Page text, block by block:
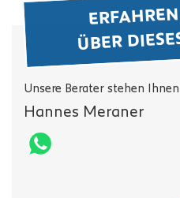
ÜBER
Unsere Berater stehen
Hannes Meraner